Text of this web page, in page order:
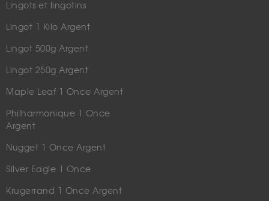
Lingots et lingotins
Lingot 1 Kilo Argent
Lingot 500g Argent
Lingot 250g Argent
Maple Leaf 1 Once Argent
Philharmonique 1 Once
Argent
Nugget 1 Once Argent
Silver Eagle 1 Once
Krugerrand 1 Once Argent